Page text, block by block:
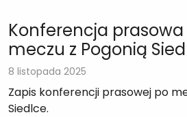
Konferencja
meczu z Pogonią
8 listopada 2025
Zapis konferencji prasowej po
Siedlce.